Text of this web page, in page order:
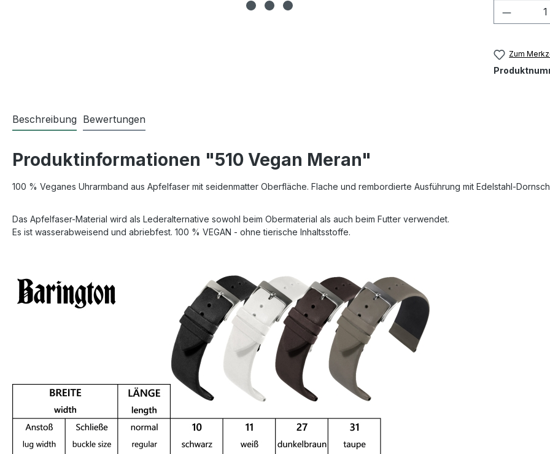
Zum
Beschreibung Bewertungen
Produktinformationen "510 Vegan Meran"
100 % Veganes Uhrarmband aus Apfelfaser mit seidenmatter Oberfläche. Flache und rembordierte Ausführung mit Edelstahl-
Das Apfelfaser-Material wird als Lederalternative sowohl beim Obermaterial als auch beim Futter verwendet.
Es ist wasserabweisend und abriebfest. 100 % VEGAN - ohne tierische Inhaltsstoffe.